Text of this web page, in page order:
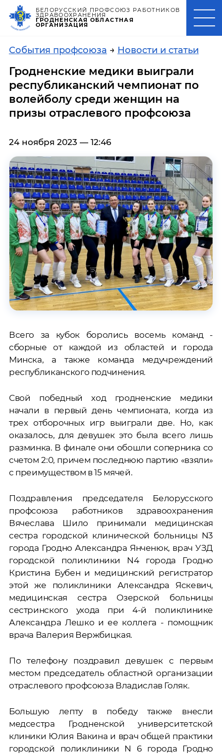
БЕЛОРУССКИЙ ПРОФСОЮЗ РАБОТНИКОВ
ЗДРАВООХРАНЕНИЯ
ГРОДНЕНСКАЯ ОБЛАСТНАЯ
ОРГАНИЗАЦИЯ
События профсоюза → Новости и статьи
Гродненские медики выиграли
республиканский чемпионат по
волейболу среди женщин на
призы отраслевого профсоюза
24 ноября 2023 — 12:46
Всего за кубок боролись восемь команд -
сборные от каждой из областей и города
Минска, а также команда медучреждений
республиканского подчинения.
Свой победный ход гродненские медики
начали в первый день чемпионата, когда из
трех отборочных игр выиграли две. Но, как
оказалось, для девушек это была всего лишь
разминка. В финале они обошли соперника со
счетом 2:0, причем последнюю партию «взяли»
с преимуществом в 15 мячей.
Поздравления председателя Белорусского
профсоюза работников здравоохранения
Вячеслава Шило принимали медицинская
сестра городской клинической больницы N3
города Гродно Александра Янченюк, врач УЗД
городской поликлиники N4 города Гродно
Кристина Бубен и медицинский регистратор
этой же поликлиники Александра Яскевич,
медицинская сестра Озерской больницы
сестринского ухода при 4-й поликлинике
Александра Лешко и ее коллега - помощник
врача Валерия Вержбицкая.
По телефону поздравил девушек с первым
местом председатель областной организации
отраслевого профсоюза Владислав Голяк.
Большую лепту в победу также внесли
медсестра Гродненской университетской
клиники Юлия Вакина и врач общей практики
городской поликлиники N 6 города Гродно